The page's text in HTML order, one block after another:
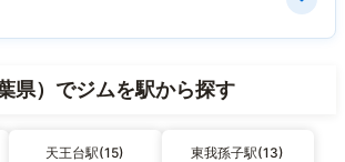
県）でジムを駅から探す
天王台駅(15) 東我孫子駅(13)